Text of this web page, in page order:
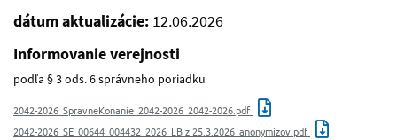
dátum aktualizácie: 12.06.2026
Informovanie verejnosti
podľa § 3 ods. 6 správneho poriadku
2042-2026_SpravneKonanie_2042-2026_2042-2026.pdf
2042-2026_SE_00644_004432_2026_LB z 25.3.2026_anonymizov.pdf